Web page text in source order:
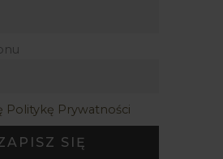
Politykę Prywatności